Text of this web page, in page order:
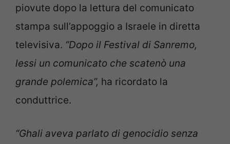
piovute dopo la lettura del comunicato
stampa sull’appoggio a Israele in diretta
televisiva. “Dopo il Festival di Sanremo,
lessi un comunicato che scatenò una
grande polemica”, ha ricordato la
conduttrice.
“Ghali aveva parlato di genocidio senza